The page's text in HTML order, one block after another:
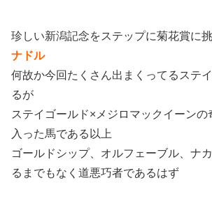
珍しい新潟記念をステップに菊花賞に
ナドル
何故か今回たくさん出まくってるステ
るが
ステイゴールド×メジロマックイーン
入った馬である以上
ゴールドシップ、オルフェーブル、ナ
るまでもなく道悪巧者であるはず